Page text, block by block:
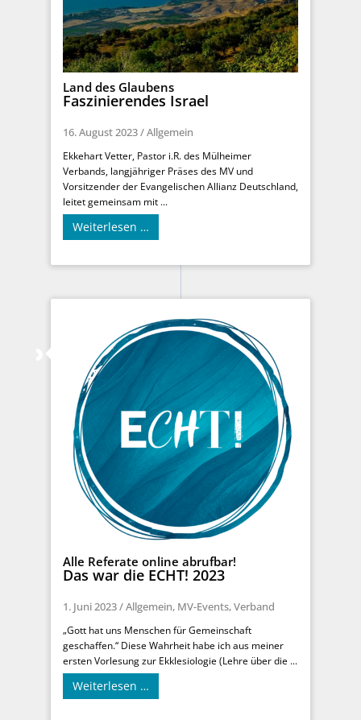
Land des Glaubens
Faszinierendes Israel
16. August 2023/Allgemein
Ekkehart Vetter, Pastor i.R. des Mülheimer
Verbands, langjähriger Präses des MV und
Vorsitzender der Evangelischen Allianz Deutschland,
leitet gemeinsam mit ...
Weiterlesen …
Alle Referate online abrufbar!
Das war die ECHT! 2023
1. Juni 2023/Allgemein, MV-Events,Verband
„Gott hat uns Menschen für Gemeinschaft
geschaffen.“ Diese Wahrheit habe ich aus meiner
ersten Vorlesung zur Ekklesiologie (Lehre über die ...
Weiterlesen …